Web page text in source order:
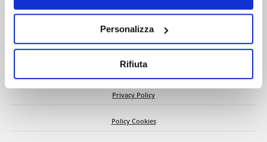
funzionamento del sito. Per “Maggiori Informazioni” la
Personalizza
Rifiuta
Chi siamo
C.d.A. e Dati societari
Come raggiungerci
Privacy Policy
Policy Cookies